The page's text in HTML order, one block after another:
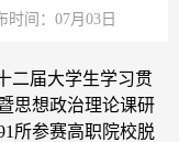
时间：07月03日
二届大学生学习贯
思想政治理论课研
所参赛高职院校脱